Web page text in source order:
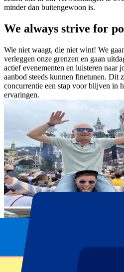
minder dan buitengewoon is.
We always strive for
Wie niet waagt, die niet wint! We
verleggen onze grenzen en gaan
actief evenementen en luisteren naar
aanbod steeds kunnen finetunen. Dit
concurrentie een stap voor blijven in
ervaringen.